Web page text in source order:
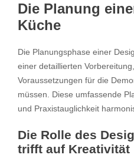
Die Planung
Küche
Die Planungsphase einer
einer detaillierten
Voraussetzungen für die
müssen. Diese umfassende
und Praxistauglichkeit
Die Rolle des
trifft auf Kreativität